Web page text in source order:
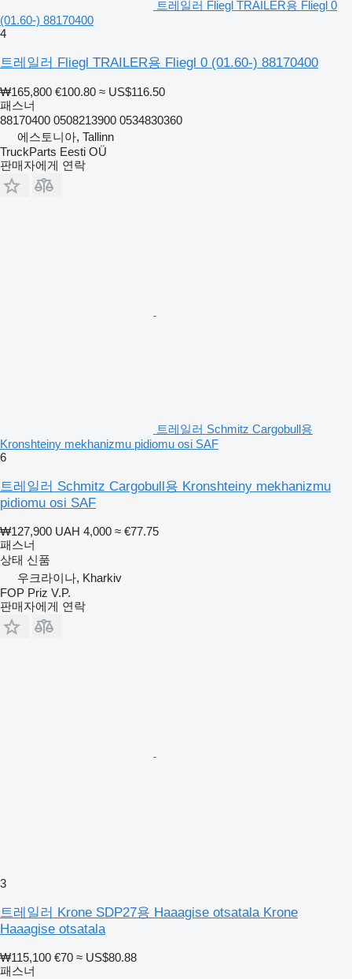
트레일러 Fliegl TRAILER용 Fliegl 0
(01.60-) 88170400
4
트레일러 Fliegl TRAILER용 Fliegl 0 (01.60-) 88170400
₩165,800 €100.80 ≈ US$116.50
패스너
88170400 0508213900 0534830360
에스토니아, Tallinn
TruckParts Eesti OÜ
판매자에게 연락
트레일러 Schmitz Cargobull용
Kronshteiny mekhanizmu pidiomu osi SAF
6
트레일러 Schmitz Cargobull용 Kronshteiny mekhanizmu
pidiomu osi SAF
₩127,900 UAH 4,000 ≈ €77.75
패스너
상태 신품
우크라이나, Kharkiv
FOP Priz V.P.
판매자에게 연락
3
트레일러 Krone SDP27용 Haaagise otsatala Krone
Haaagise otsatala
₩115,100 €70 ≈ US$80.88
패스너